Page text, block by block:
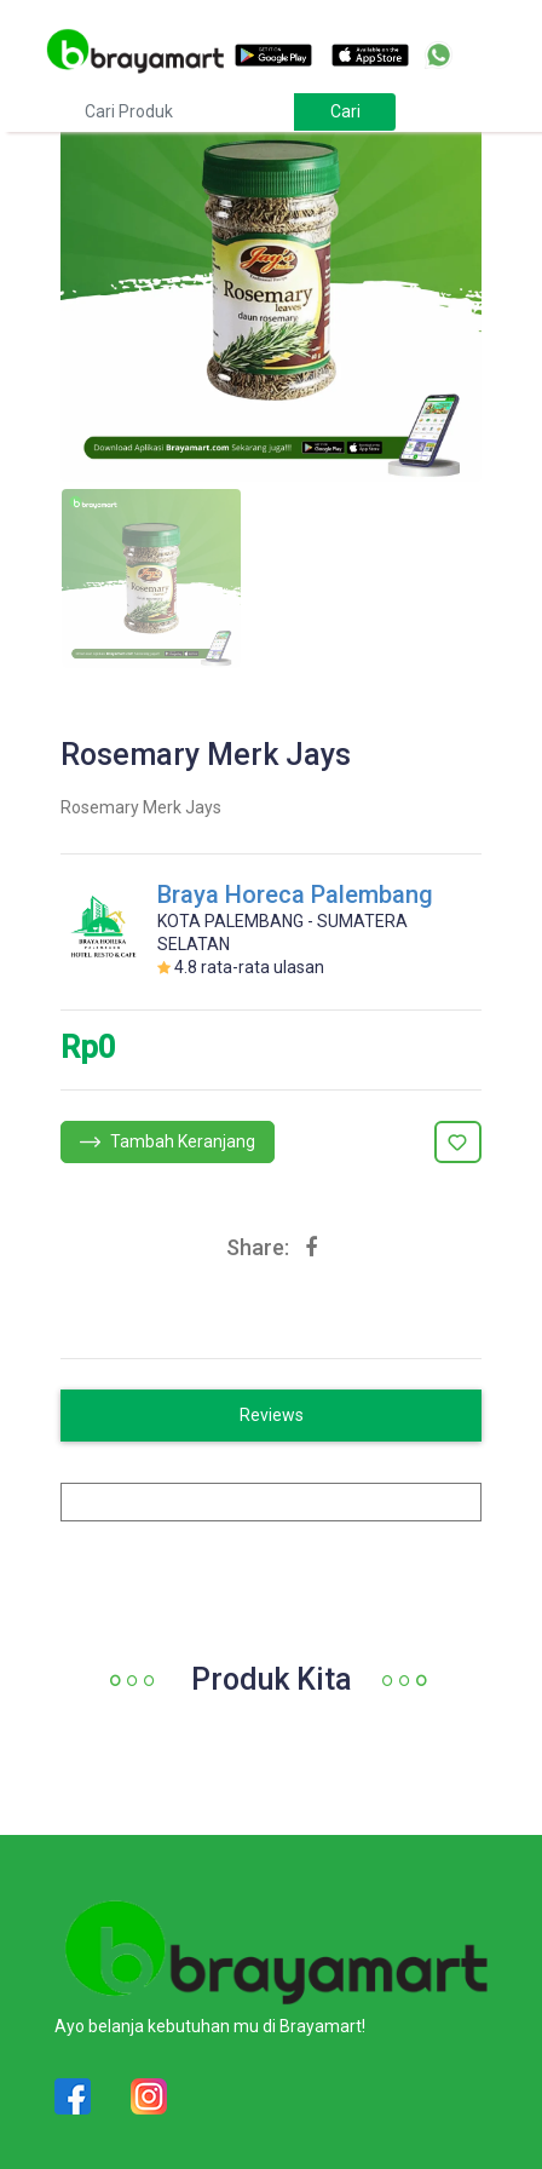
Rosemary Merk Jays
Rosemary Merk Jays
Braya Horeca Palembang
KOTA PALEMBANG - SUMATERA
SELATAN
4.8 rata-rata ulasan
Rp0
Tambah Keranjang
Share:
Reviews
Produk Kita
Ayo belanja kebutuhan mu di Brayamart!